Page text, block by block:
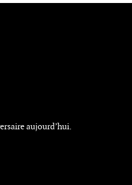
aujourd’hui.